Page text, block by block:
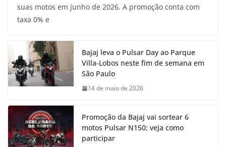
suas motos em junho de 2026. A promoção conta com
taxa 0% e
Bajaj leva o Pulsar Day ao Parque
Villa-Lobos neste fim de semana em
São Paulo
14 de maio de 2026
Promoção da Bajaj vai sortear 6
motos Pulsar N150; veja como
participar